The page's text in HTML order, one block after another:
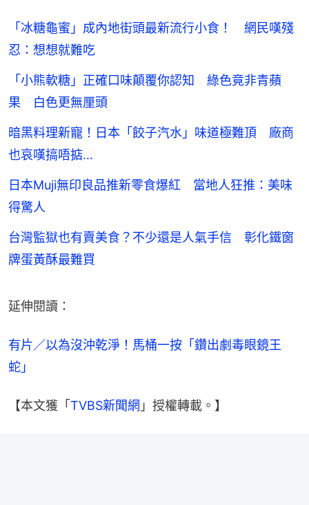
「冰糖龜蜜」成內地街頭最新流行小食！ 網民嘆殘
忍：想想就難吃
「小熊軟糖」正確口味顛覆你認知 綠色竟非青蘋
果 白色更無厘頭
暗黑料理新寵！日本「餃子汽水」味道極難頂 廠商
也哀嘆搞唔掂…
日本Muji無印良品推新零食爆紅 當地人狂推：美味
得驚人
台灣監獄也有賣美食？不少還是人氣手信 彰化鐵窗
牌蛋黃酥最難買
延伸閱讀：
有片／以為沒沖乾淨！馬桶一按「鑽出劇毒眼鏡王
蛇」
【本文獲「TVBS新聞網 」授權轉載。】